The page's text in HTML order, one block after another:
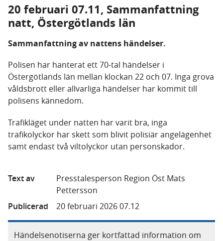
20 februari 07.11, Sammanfattning
natt, Östergötlands län
Sammanfattning av nattens händelser.
Polisen har hanterat ett 70-tal händelser i
Östergötlands län mellan klockan 22 och 07. Inga grova
våldsbrott eller allvarliga händelser har kommit till
polisens kännedom.
Trafikläget under natten har varit bra, inga
trafikolyckor har skett som blivit polisiär angelägenhet
samt endast två viltolyckor utan personskador.
Text av
Presstalesperson Region Öst Mats
Pettersson
Publicerad
20 februari 2026 07.12
Händelsenotiserna ger kortfattad information om